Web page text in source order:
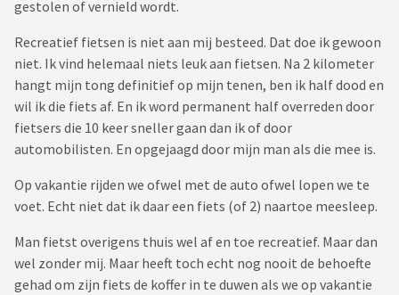
gestolen of vernield wordt.
Recreatief fietsen is niet aan mij besteed. Dat doe ik gewoon
niet. Ik vind helemaal niets leuk aan fietsen. Na 2 kilometer
hangt mijn tong definitief op mijn tenen, ben ik half dood en
wil ik die fiets af. En ik word permanent half overreden door
fietsers die 10 keer sneller gaan dan ik of door
automobilisten. En opgejaagd door mijn man als die mee is.
Op vakantie rijden we ofwel met de auto ofwel lopen we te
voet. Echt niet dat ik daar een fiets (of 2) naartoe meesleep.
Man fietst overigens thuis wel af en toe recreatief. Maar dan
wel zonder mij. Maar heeft toch echt nog nooit de behoefte
gehad om zijn fiets de koffer in te duwen als we op vakantie